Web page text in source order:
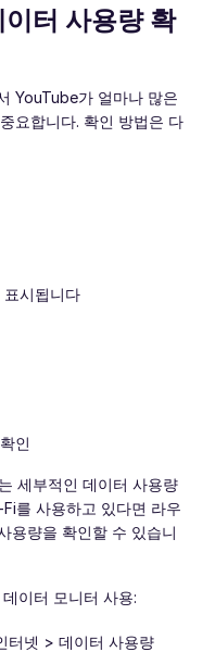
터 사용량 확
YouTube가 얼마나 많은
요합니다. 확인 방법은 다
시됩니다
인
세부적인 데이터 사용량
를 사용하고 있다면 라우
용량을 확인할 수 있습니
이터 모니터 사용:
터넷 > 데이터 사용량